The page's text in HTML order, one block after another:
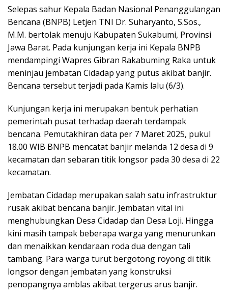
Selepas sahur Kepala Badan Nasional Penanggulangan
Bencana (BNPB) Letjen TNI Dr. Suharyanto, S.Sos.,
M.M. bertolak menuju Kabupaten Sukabumi, Provinsi
Jawa Barat. Pada kunjungan kerja ini Kepala BNPB
mendampingi Wapres Gibran Rakabuming Raka untuk
meninjau jembatan Cidadap yang putus akibat banjir.
Bencana tersebut terjadi pada Kamis lalu (6/3).
Kunjungan kerja ini merupakan bentuk perhatian
pemerintah pusat terhadap daerah terdampak
bencana. Pemutakhiran data per 7 Maret 2025, pukul
18.00 WIB BNPB mencatat banjir melanda 12 desa di 9
kecamatan dan sebaran titik longsor pada 30 desa di 22
kecamatan.
Jembatan Cidadap merupakan salah satu infrastruktur
rusak akibat bencana banjir. Jembatan vital ini
menghubungkan Desa Cidadap dan Desa Loji. Hingga
kini masih tampak beberapa warga yang menurunkan
dan menaikkan kendaraan roda dua dengan tali
tambang. Para warga turut bergotong royong di titik
longsor dengan jembatan yang konstruksi
penopangnya amblas akibat tergerus arus banjir.